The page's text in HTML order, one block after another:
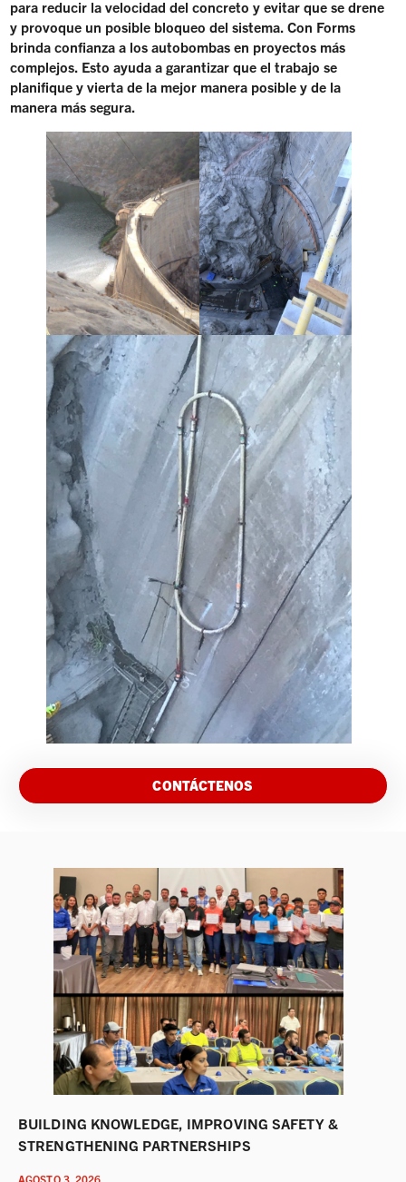
para reducir la velocidad del concreto y evitar que se drene
y provoque un posible bloqueo del sistema. Con Forms
brinda confianza a los autobombas en proyectos más
complejos. Esto ayuda a garantizar que el trabajo se
planifique y vierta de la mejor manera posible y de la
manera más segura.
CONTÁCTENOS
BUILDING KNOWLEDGE, IMPROVING SAFETY &
STRENGTHENING PARTNERSHIPS
AGOSTO 3, 2026